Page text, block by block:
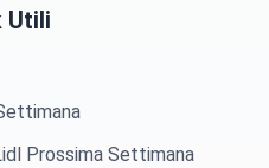
Utili
Prossima Settimana